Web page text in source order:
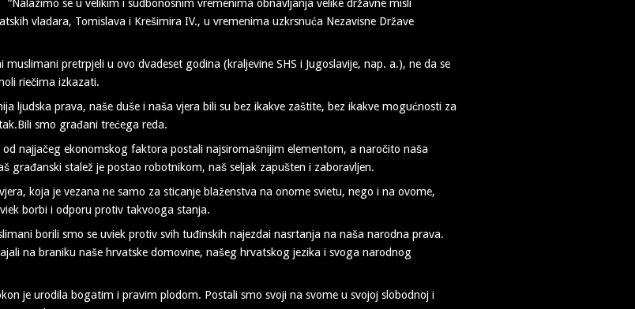
se u velikim i sudbonosnim vremenima obnavljanja velike državne misli
vladara, Tomislava i Krešimira IV., u vremenima uzkrsnuća Nezavisne Države
muslimani pretrpjeli u ovo dvadeset godina (kraljevine SHS i Jugoslavije, nap. a.), ne da se
riečima izkazati.
ljudska prava, naše duše i naša vjera bili su bez ikakve zaštite, bez ikakve mogućnosti za
smo građani trećega reda.
od najjačeg ekonomskog faktora postali najsiromašnijim elementom, a naročito naša
građanski stalež je postao robotnikom, naš seljak zapušten i zaboravljen.
koja je vezana ne samo za sticanje blaženstva na onome svietu, nego i na ovome,
borbi i odporu protiv takvooga stanja.
borili smo se uviek protiv svih tuđinskih najezdai nasrtanja na naša narodna prava.
na braniku naše hrvatske domovine, našeg hrvatskog jezika i svoga narodnog
je urodila bogatim i pravim plodom. Postali smo svoji na svome u svojoj slobodnoj i